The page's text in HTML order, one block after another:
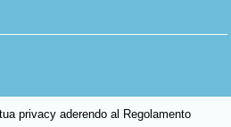
privacy aderendo al Regolamento